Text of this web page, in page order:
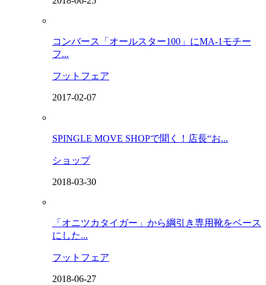
コンバース「オールスター100」にMA-1モチー
フ...
フットフェア
2017-02-07
SPINGLE MOVE SHOPで聞く！店長“お...
ショップ
2018-03-30
「オニツカタイガー」から綱引き専用靴をベース
にした...
フットフェア
2018-06-27